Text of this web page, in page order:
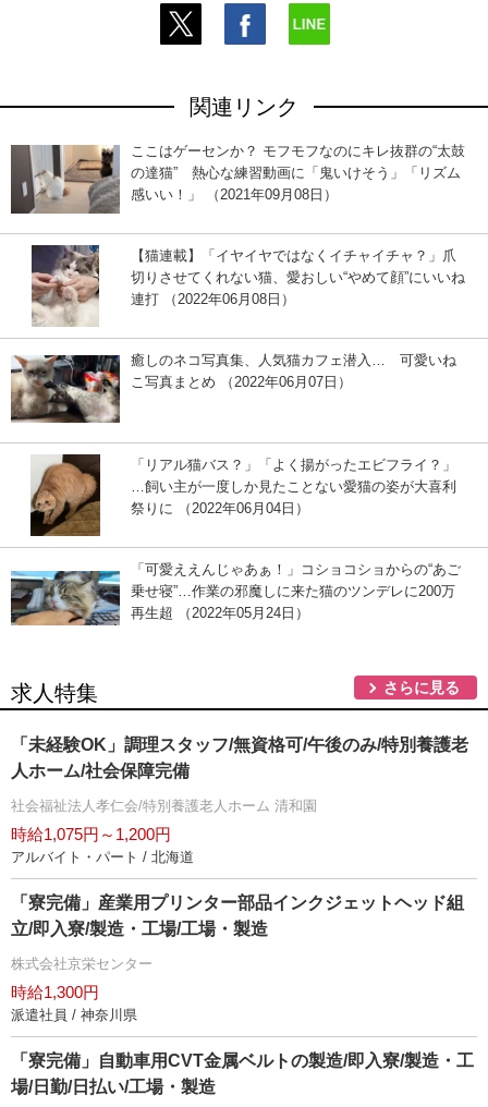
関連リンク
ここはゲーセンか？ モフモフなのにキレ抜群の“太鼓
の達猫” 熱心な練習動画に「鬼いけそう」「リズム
感いい！」 （2021年09月08日）
【猫連載】「イヤイヤではなくイチャイチャ？」爪
切りさせてくれない猫、愛おしい“やめて顔”にいいね
連打 （2022年06月08日）
癒しのネコ写真集、人気猫カフェ潜入… 可愛いね
こ写真まとめ （2022年06月07日）
「リアル猫バス？」「よく揚がったエビフライ？」
…飼い主が一度しか見たことない愛猫の姿が大喜利
祭りに （2022年06月04日）
「可愛ええんじゃあぁ！」コショコショからの“あご
乗せ寝”…作業の邪魔しに来た猫のツンデレに200万
再生超 （2022年05月24日）
求人特集 さらに見る
「未経験OK」調理スタッフ/無資格可/午後のみ/特別養護老
人ホーム/社会保障完備
社会福祉法人孝仁会/特別養護老人ホーム 清和園
時給1,075円～1,200円
アルバイト・パート / 北海道
「寮完備」産業用プリンター部品インクジェットヘッド組
立/即入寮/製造・工場/工場・製造
株式会社京栄センター
時給1,300円
派遣社員 / 神奈川県
「寮完備」自動車用CVT金属ベルトの製造/即入寮/製造・工
場/日勤/日払い/工場・製造